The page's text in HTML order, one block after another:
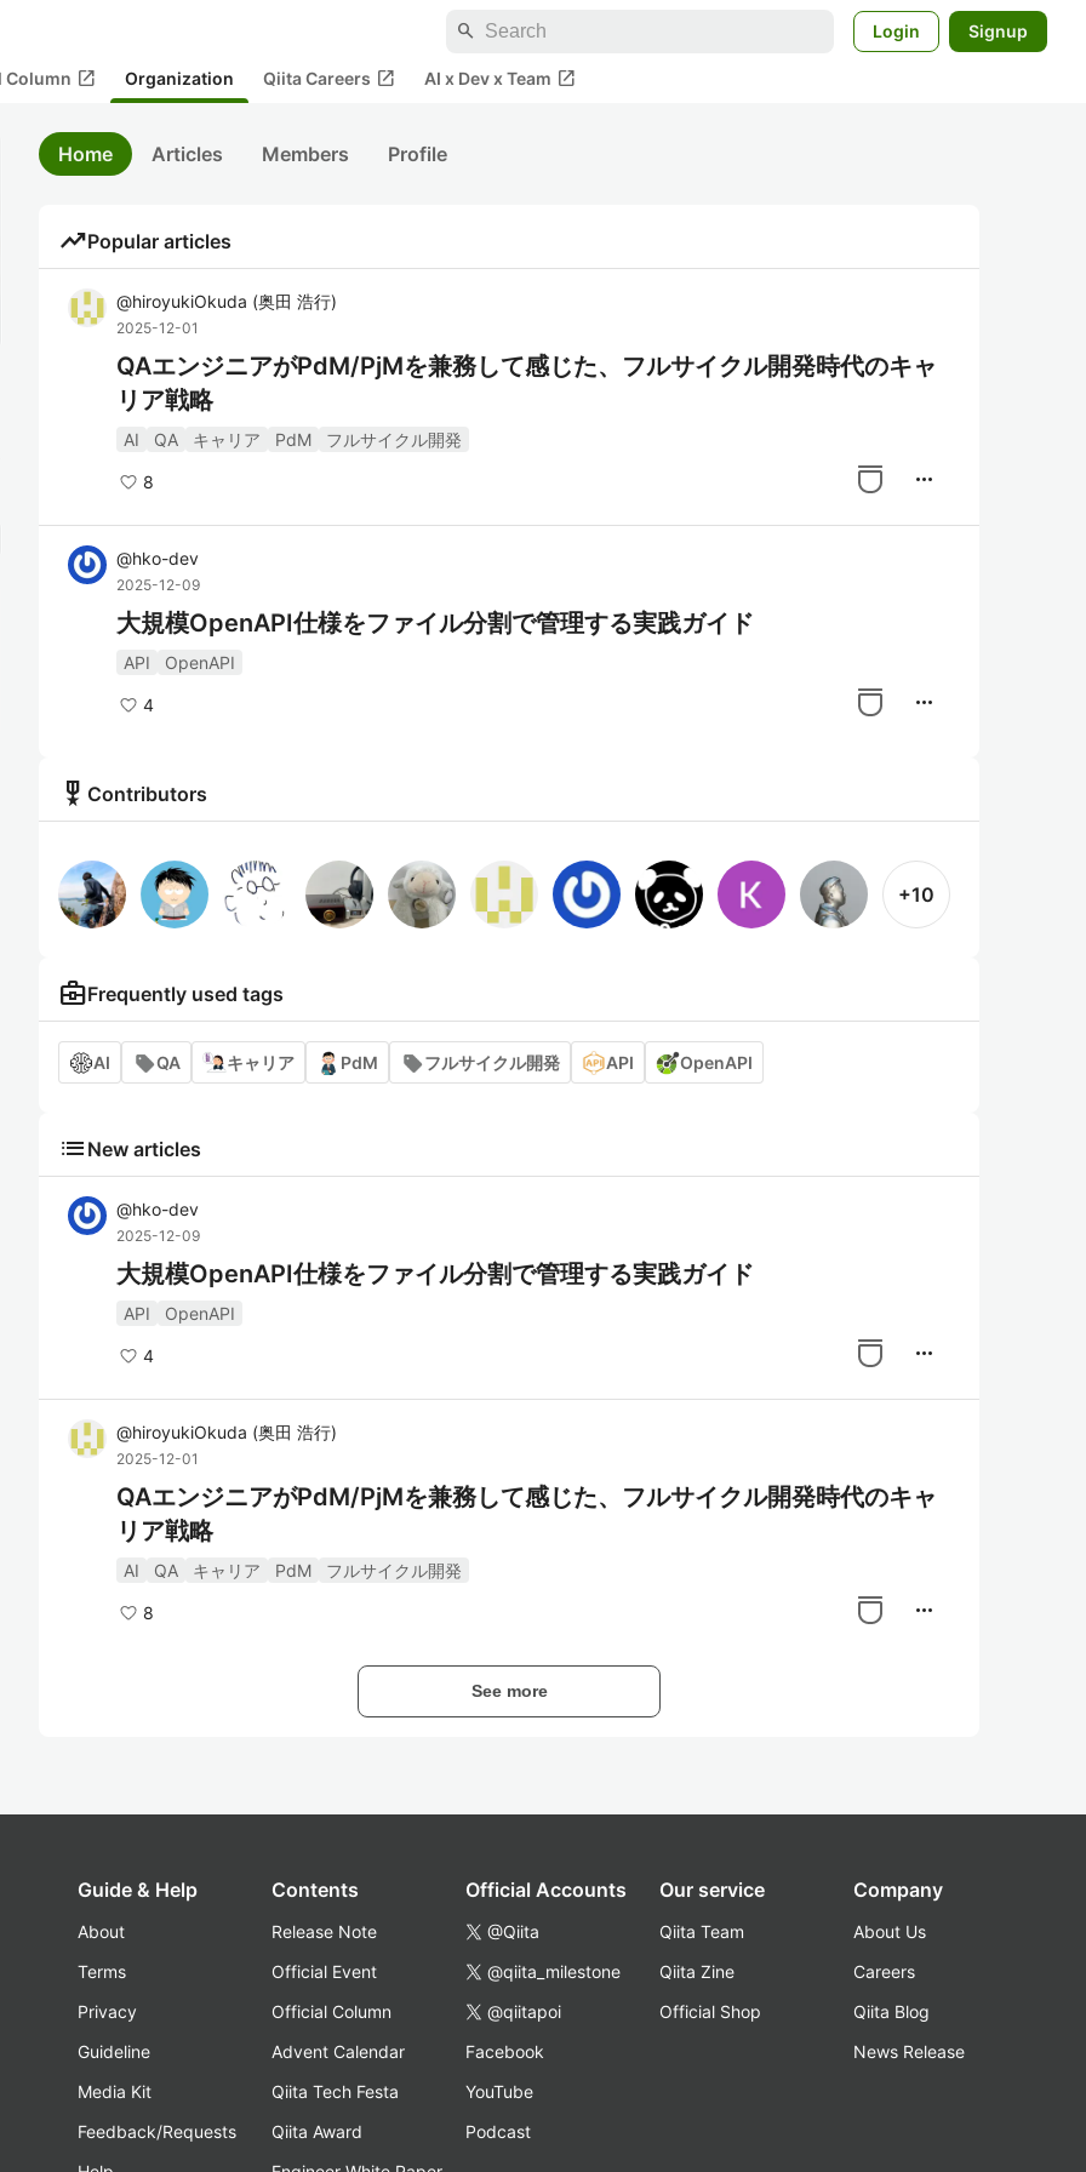
search Login Signup
Column open_in_new Organization Qiita Careers open_in_new AI x Dev x Team open_in_new
Home Articles Members Profile
trending_upPopular articles
@hiroyukiOkuda (奥田 浩行)
2025-12-01
QAエンジニアがPdM/PjMを兼務して感じた、フルサイクル開発時代のキャ
リア戦略
AI QA キャリア PdM フルサイクル開発
8 more_horiz
@hko-dev
2025-12-09
大規模OpenAPI仕様をファイル分割で管理する実践ガイド
API OpenAPI
4 more_horiz
military_tech Contributors
+10
business_centerFrequently used tags
AI QA キャリア PdM フルサイクル開発 API OpenAPI
list New articles
@hko-dev
2025-12-09
大規模OpenAPI仕様をファイル分割で管理する実践ガイド
API OpenAPI
4 more_horiz
@hiroyukiOkuda (奥田 浩行)
2025-12-01
QAエンジニアがPdM/PjMを兼務して感じた、フルサイクル開発時代のキャ
リア戦略
AI QA キャリア PdM フルサイクル開発
8 more_horiz
See more
Guide & Help
About
Terms
Privacy
Guideline
Media Kit
Feedback/Requests
Contents
Release Note
Official Event
Official Column
Advent Calendar
Qiita Tech Festa
Qiita Award
Official Accounts
@Qiita
@qiita_milestone
@qiitapoi
Facebook
YouTube
Podcast
Our service
Qiita Team
Qiita Zine
Official Shop
Company
About Us
Careers
Qiita Blog
News Release